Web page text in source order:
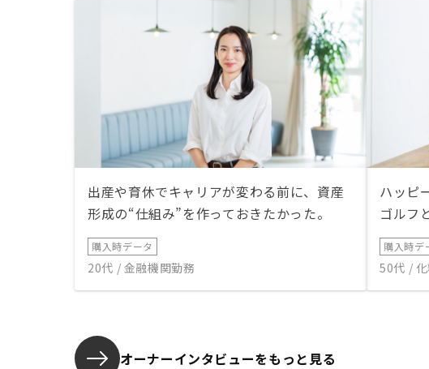
出産や育休でキャリアが変わる前に、資産
形成の“仕組み”を作っておきたかった。
購入時データ
20代 / 金融機関勤務
ハッピ
ゴルフ
購入時デ
50代 /
オーナーインタビューをもっと見る